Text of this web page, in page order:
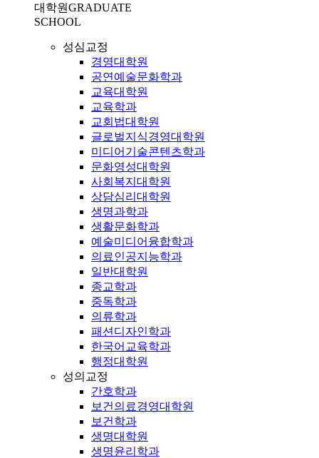
대학원GRADUATE
SCHOOL
성심교정
경영대학원
공연예술문화학과
교육대학원
교육학과
교회법대학원
글로벌지식경영대학원
미디어기술콘텐츠학과
문화영성대학원
사회복지대학원
상담심리대학원
생명과학과
생활문화학과
예술미디어융합학과
의료인공지능학과
일반대학원
종교학과
중독학과
의류학과
패션디자인학과
한국어교육학과
행정대학원
성의교정
간호학과
보건의료경영대학원
보건학과
생명대학원
생명윤리학과